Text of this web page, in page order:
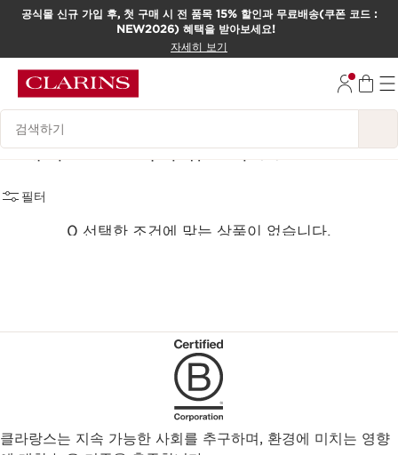
컨텐츠로 이동하기
공식몰 신규 가입 후, 첫 구매 시 전 품목 15% 할인과 무료배송(쿠폰 코드 :
NEW2026) 혜택을 받아보세요!
자세히 보기
범례 검색하기
프레셔스 프로텍터 유브이 (0)
필터
0 선택한 조건에 맞는 상품이 없습니다.
클라랑스는 지속 가능한 사회를 추구하며, 환경에 미치는 영향